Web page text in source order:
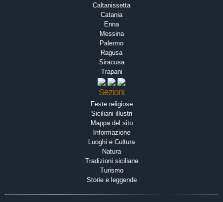
Caltanissetta
Catania
Enna
Messina
Palermo
Ragusa
Siracusa
Trapani
Sezioni
Feste religiose
Siciliani illustri
Mappa del sito
Informazione
Luoghi e Cultura
Natura
Tradizioni siciliane
Turismo
Storie e leggende